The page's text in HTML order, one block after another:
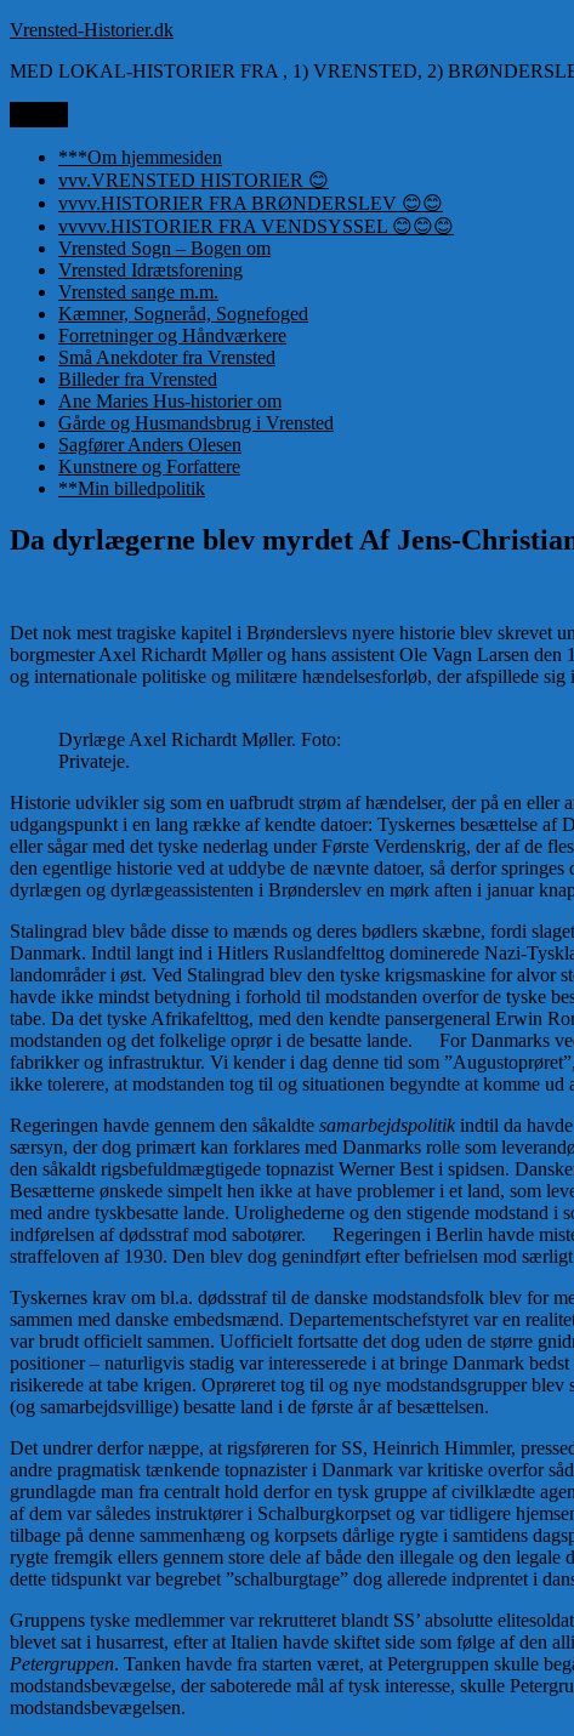
Videre
indhold
Vrensted-Historier.dk
MED LOKAL-HISTORIER FRA , 1) VRENSTED, 2)
***Om hjemmesiden
vvv.VRENSTED HISTORIER 😊
vvvv.HISTORIER FRA BRØNDERSLEV 😊😊
vvvvv.HISTORIER FRA VENDSYSSEL 😊😊😊
Vrensted Sogn – Bogen om
Vrensted Idrætsforening
Vrensted sange m.m.
Kæmner, Sogneråd, Sognefoged
Forretninger og Håndværkere
Små Anekdoter fra Vrensted
Billeder fra Vrensted
Ane Maries Hus-historier om
Gårde og Husmandsbrug i Vrensted
Sagfører Anders Olesen
Kunstnere og Forfattere
**Min billedpolitik
Da dyrlægerne blev myrdet Af Jens-
Det nok mest tragiske kapitel i Brønderslevs nyere historie blev skrevet
borgmester Axel Richardt Møller og hans assistent Ole Vagn Larsen
og internationale politiske og militære hændelsesforløb, der afspillede
Dyrlæge Axel Richardt Møller. Foto:
Privateje.
Historie udvikler sig som en uafbrudt strøm af hændelser, der på en eller
udgangspunkt i en lang række af kendte datoer: Tyskernes besættelse af
eller sågar med det tyske nederlag under Første Verdenskrig, der af de
den egentlige historie ved at uddybe de nævnte datoer, så derfor
dyrlægen og dyrlægeassistenten i Brønderslev en mørk aften i januar
Stalingrad blev både disse to mænds og deres bødlers skæbne, fordi
Danmark. Indtil langt ind i Hitlers Ruslandfelttog dominerede Nazi-
landområder i øst. Ved Stalingrad blev den tyske krigsmaskine for alvor
havde ikke mindst betydning i forhold til modstanden overfor de tyske
tabe. Da det tyske Afrikafelttog, med den kendte pansergeneral Erwin
modstanden og det folkelige oprør i de besatte lande.
For Danmarks
fabrikker og infrastruktur. Vi kender i dag denne tid som
ikke tolerere, at modstanden tog til og situationen begyndte at komme
Regeringen havde gennem den såkaldte samarbejdspolitik indtil da
særsyn, der dog primært kan forklares med Danmarks rolle som
den såkaldt rigsbefuldmægtigede topnazist Werner Best i spidsen.
Besætterne ønskede simpelt hen ikke at have problemer i et land, som
med andre tyskbesatte lande. Urolighederne og den stigende modstand
indførelsen af dødsstraf mod sabotører.
Regeringen i Berlin havde
straffeloven af 1930. Den blev dog genindført efter befrielsen mod
Tyskernes krav om bl.a. dødsstraf til de danske modstandsfolk blev for
sammen med danske embedsmænd. Departementschefstyret var en
var brudt officielt sammen. Uofficielt fortsatte det dog uden de større
positioner – naturligvis stadig var interesserede i at bringe Danmark
risikerede at tabe krigen. Oprøreret tog til og nye modstandsgrupper
(og samarbejdsvillige) besatte land i de første år af besættelsen.
Det undrer derfor næppe, at rigsføreren for SS, Heinrich Himmler,
andre pragmatisk tænkende topnazister i Danmark var kritiske overfor
grundlagde man fra centralt hold derfor en tysk gruppe af civilklædte
af dem var således instruktører i Schalburgkorpset og var tidligere
tilbage på denne sammenhæng og korpsets dårlige rygte i samtidens
rygte fremgik ellers gennem store dele af både den illegale og den
dette tidspunkt var begrebet ”schalburgtage” dog allerede indprentet i
Gruppens tyske medlemmer var rekrutteret blandt SS’ absolutte
blevet sat i husarrest, efter at Italien havde skiftet side som følge af den
Petergruppen. Tanken havde fra starten været, at Petergruppen skulle
modstandsbevægelse, der saboterede mål af tysk interesse, skulle
modstandsbevægelsen.